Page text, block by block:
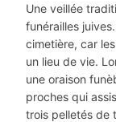
Une veillée
funérailles
cimetière, car
un lieu de vie.
une oraison
proches qui
trois pelletés de